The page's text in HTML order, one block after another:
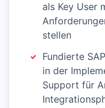
als Key User
stellen
Fundierte
in der
Support für